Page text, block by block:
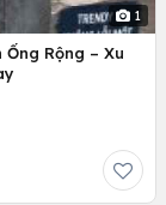
1
Rộng – Xu